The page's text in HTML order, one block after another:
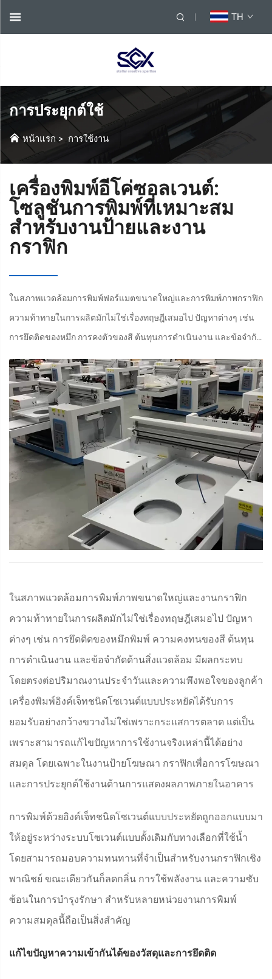
TH
การประยุกต์ใช้
หน้าแรก> การใช้งาน
เครื่องพิมพ์อีโค่ซอลเวนต์:
โซลูชันการพิมพ์ที่เหมาะสม
สำหรับงานป้ายและงาน
กราฟิก
ในสภาพแวดล้อมการพิมพ์ฟอร์แมตขนาดใหญ่และการพิมพ์ภาพกราฟิก
ความท้าทายในการผลิตมักไม่ใช่เรื่องทฤษฎีเสมอไป ปัญหาต่างๆ เช่น
การยึดติดของหมึก การคงตัวของสี ต้นทุนการดำเนินงาน และข้อจำกัด
พอใจของลูกค้า Eco s...
ในสภาพแวดล้อมการพิมพ์ภาพขนาดใหญ่และงานกราฟิก
ความท้าทายในการผลิตมักไม่ใช่เรื่องทฤษฎีเสมอไป ปัญหา
ต่างๆ เช่น การยึดติดของหมึกพิมพ์ ความคงทนของสี ต้นทุน
การดำเนินงาน และข้อจำกัดด้านสิ่งแวดล้อม มีผลกระทบ
โดยตรงต่อปริมาณงานประจำวันและความพึงพอใจของลูกค้า
เครื่องพิมพ์อิงค์เจ็ทชนิดโซเวนต์แบบประหยัดได้รับการ
ยอมรับอย่างกว้างขวางไม่ใช่เพราะกระแสการตลาด แต่เป็น
เพราะสามารถแก้ไขปัญหาการใช้งานจริงเหล่านี้ได้อย่าง
สมดุล โดยเฉพาะในงานป้ายโฆษณา กราฟิกเพื่อการโฆษณา
และการประยุกต์ใช้งานด้านการแสดงผลภาพภายในอาคาร
การพิมพ์ด้วยอิงค์เจ็ทชนิดโซเวนต์แบบประหยัดถูกออกแบบมา
ให้อยู่ระหว่างระบบโซเวนต์แบบดั้งเดิมกับทางเลือกที่ใช้น้ำ
โดยสามารถมอบความทนทานที่จำเป็นสำหรับงานกราฟิกเชิง
พาณิชย์ ขณะเดียวกันก็ลดกลิ่น การใช้พลังงาน และความซับ
ซ้อนในการบำรุงรักษา สำหรับหลายหน่วยงานการพิมพ์
ความสมดุลนี้ถือเป็นสิ่งสำคัญ
แก้ไขปัญหาความเข้ากันได้ของวัสดุและการยึดติด